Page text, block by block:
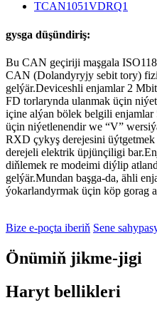
gysga düşündiriş:
Bu CAN geçiriji maşgala
CAN (Dolandyryjy sebit tory)
gelýär.Deviceshli enjamlar 2
FD torlarynda ulanmak üçin
içine alýan bölek belgili
üçin niýetlenendir we “V”
RXD çykyş derejesini
derejeli elektrik üpjünçiligi
diňlemek re modeimi diýlip
gelýär.Mundan başga-da, ähli
ýokarlandyrmak üçin köp gorag
Bize e-poçta iberiň Sene
Önümiň jikme-jigi
Haryt bellikleri